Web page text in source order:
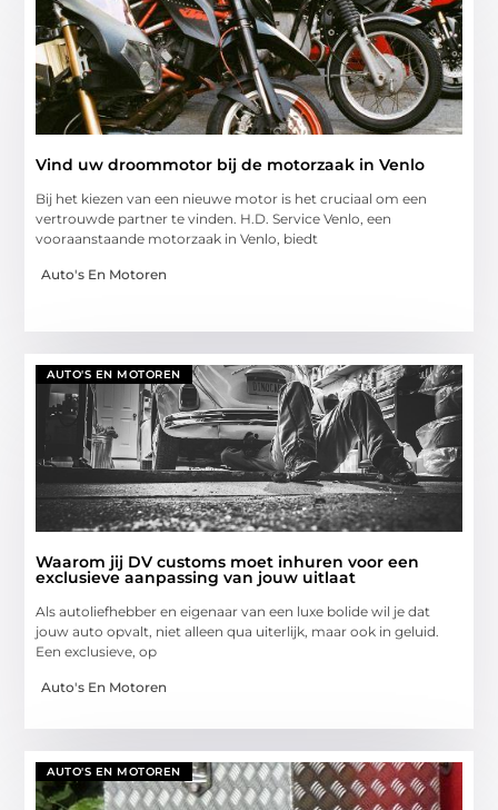
Vind uw droommotor bij de motorzaak in Venlo
Bij het kiezen van een nieuwe motor is het cruciaal om een
vertrouwde partner te vinden. H.D. Service Venlo, een
vooraanstaande motorzaak in Venlo, biedt
Auto's En Motoren
AUTO'S EN MOTOREN
Waarom jij DV customs moet inhuren voor een
exclusieve aanpassing van jouw uitlaat
Als autoliefhebber en eigenaar van een luxe bolide wil je dat
jouw auto opvalt, niet alleen qua uiterlijk, maar ook in geluid.
Een exclusieve, op
Auto's En Motoren
AUTO'S EN MOTOREN